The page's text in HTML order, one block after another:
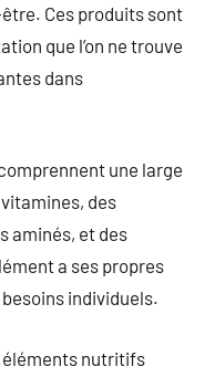
Ces produits sont
que l’on ne trouve
dans
une large
des
aminés, et des
a ses propres
individuels.
éléments nutritifs